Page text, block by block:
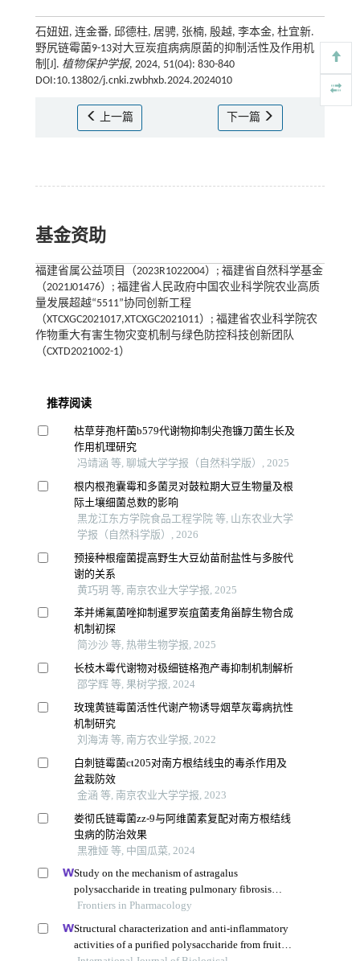
石妞妞, 连金番, 邱德柱, 居骋, 张楠, 殷越, 李本金, 杜宜新.
野尻链霉菌9-13对大豆炭疽病病原菌的抑制活性及作用机
制[J]. 植物保护学报, 2024, 51(04): 830-840
DOI:10.13802/j.cnki.zwbhxb.2024.2024010
上一篇 下一篇
基金资助
福建省属公益项目（2023R1022004）; 福建省自然科学基金
（2021J01476）; 福建省人民政府中国农业科学院农业高质
量发展超越“5511”协同创新工程
（XTCXGC2021017,XTCXGC2021011）; 福建省农业科学院农
作物重大有害生物灾变机制与绿色防控科技创新团队
（CXTD2021002-1）